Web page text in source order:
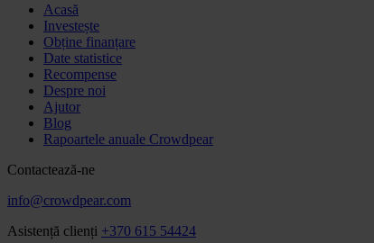
Acasă
Investește
Obține finanțare
Date statistice
Recompense
Despre noi
Ajutor
Blog
Rapoartele anuale Crowdpear
Contactează-ne
info@crowdpear.com
Asistență clienți +370 615 54424